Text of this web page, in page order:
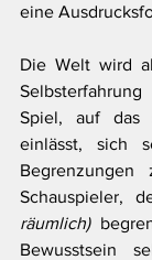
eine
Die Welt wird
Spiel, auf das
einlässt, sich
Schauspieler,
räumlich)
Bewusstsein